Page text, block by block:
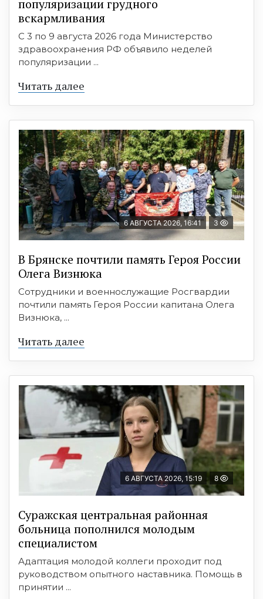
популяризации грудного
вскармливания
С 3 по 9 августа 2026 года Министерство
здравоохранения РФ объявило неделей
популяризации ...
Читать далее
6 АВГУСТА 2026, 16:41 3
В Брянске почтили память Героя России
Олега Визнюка
Сотрудники и военнослужащие Росгвардии
почтили память Героя России капитана Олега
Визнюка, ...
Читать далее
6 АВГУСТА 2026, 15:19 8
Суражская центральная районная
больница пополнился молодым
специалистом
Адаптация молодой коллеги проходит под
руководством опытного наставника. Помощь в
принятии ...